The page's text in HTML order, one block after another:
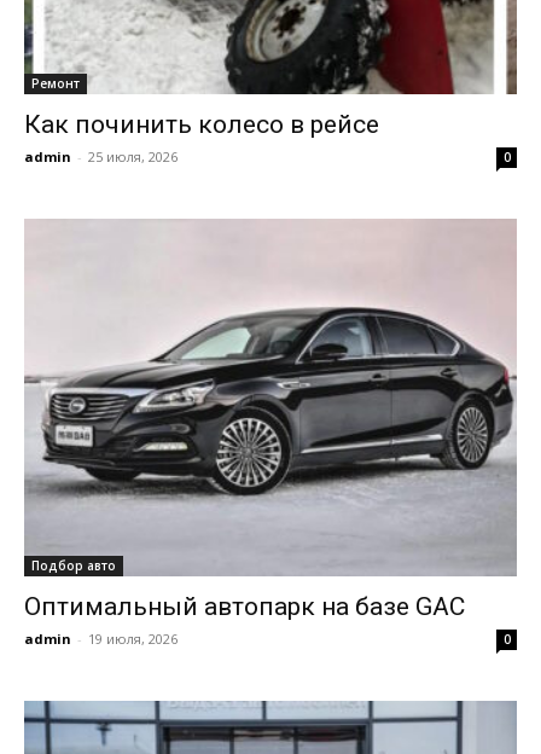
Ремонт
Как починить колесо в рейсе
admin - 25 июля, 2026 0
Подбор авто
Оптимальный автопарк на базе GAC
admin - 19 июля, 2026 0